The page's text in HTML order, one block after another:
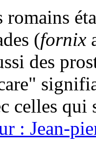
(fornix
des
celles qui
: Jean-